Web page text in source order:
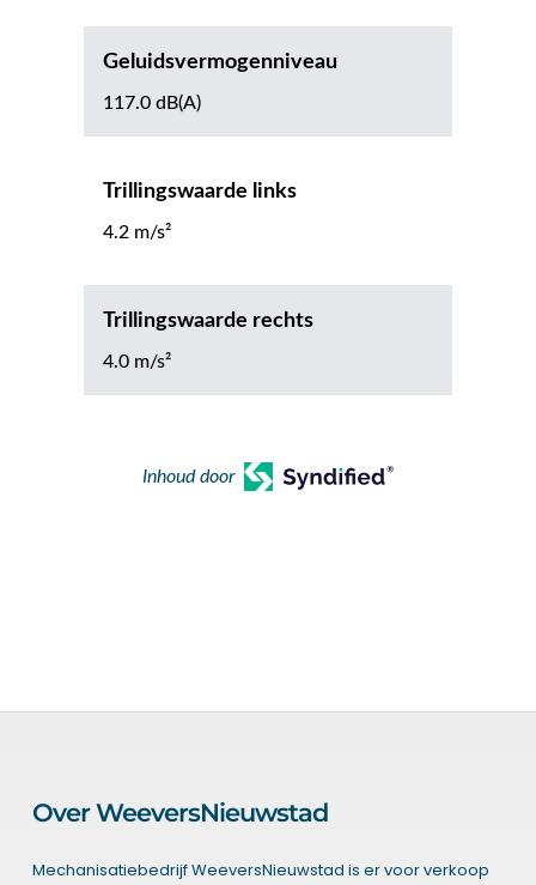
Geluidsvermogenniveau
117.0 dB(A)
Trillingswaarde links
4.2 m/s²
Trillingswaarde rechts
4.0 m/s²
Inhoud door
Over WeeversNieuwstad
Mechanisatiebedrijf WeeversNieuwstad is er voor verkoop